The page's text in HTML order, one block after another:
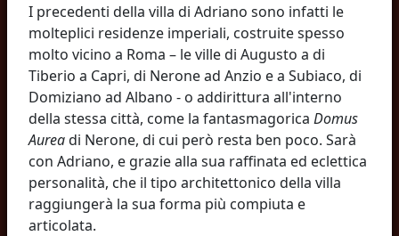
I precedenti della villa di Adriano sono infatti le
molteplici residenze imperiali, costruite spesso
molto vicino a Roma – le ville di Augusto a di
Tiberio a Capri, di Nerone ad Anzio e a Subiaco, di
Domiziano ad Albano - o addirittura all'interno
della stessa città, come la fantasmagorica Domus
Aureadi Nerone, di cui però resta ben poco. Sarà
con Adriano, e grazie alla sua raffinata ed eclettica
personalità, che il tipo architettonico della villa
raggiungerà la sua forma più compiuta e
articolata.